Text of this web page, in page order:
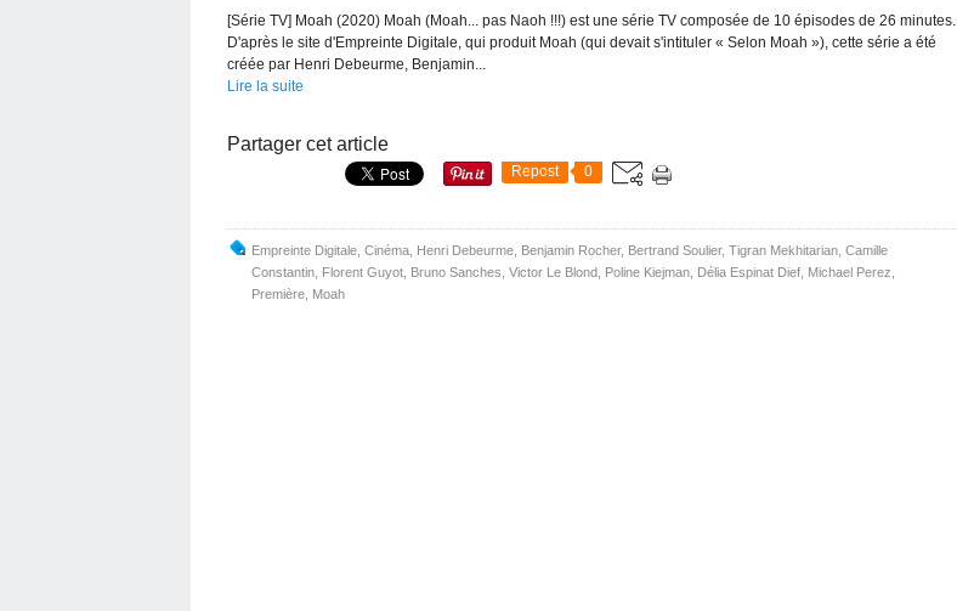
[Série TV] Moah (2020) Moah (Moah... pas Naoh !!!) est une série TV composée de 10 épisodes de 26 minutes.
D'après le site d'Empreinte Digitale, qui produit Moah (qui devait s'intituler « Selon Moah »), cette série a été
créée par Henri Debeurme, Benjamin...
Lire la suite
Partager cet article
Repost 0
Empreinte Digitale Cinéma Henri Debeurme Benjamin Rocher, Bertrand Soulier, Tigran Mekhitarian Camille
Constantin Florent Guyot Bruno Sanches Victor Le Blond Poline Kiejman Délia Espinat Dief Michael Perez
Première Moah